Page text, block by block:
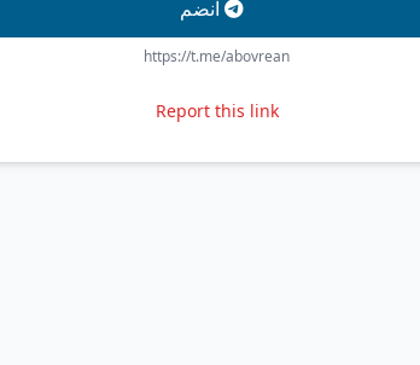
انضم
https://t.me/abovrean
Report this link